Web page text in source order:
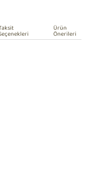
Ürün
Önerileri